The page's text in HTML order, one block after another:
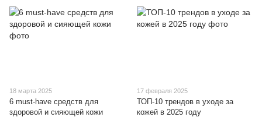
18 марта 2025
6 must-have средств для
здоровой и сияющей кожи
17 февраля 2025
ТОП-10 трендов в уходе за
кожей в 2025 году